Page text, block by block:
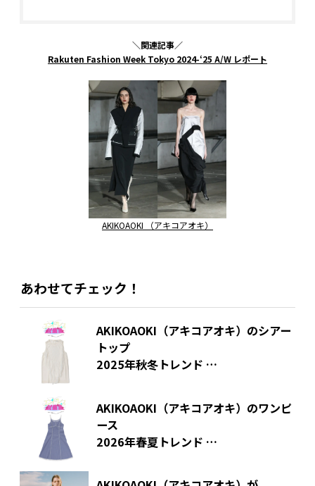
＼関連記事／
Rakuten Fashion Week Tokyo 2024-‘25 A/W レポート
AKIKOAOKI （アキコアオキ）
あわせてチェック！
AKIKOAOKI（アキコアオキ）のシアー
トップ
2025年秋冬トレンド
AKIKOAOKI（アキコアオキ）のワンピ
ース
2026年春夏トレンド